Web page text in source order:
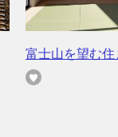
富士山を望む住